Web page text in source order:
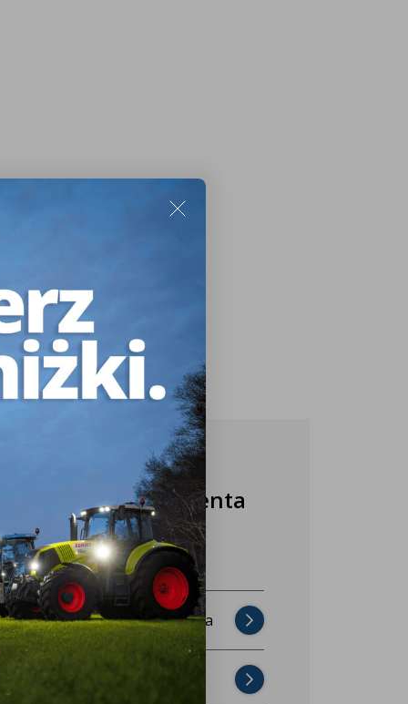
Nasza obsługa klienta
jest do Twojej
dyspozycji!
Najczęściej zadawane pytania
Skontaktuj się z nami